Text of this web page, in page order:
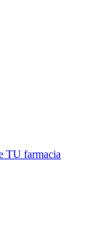
TU farmacia